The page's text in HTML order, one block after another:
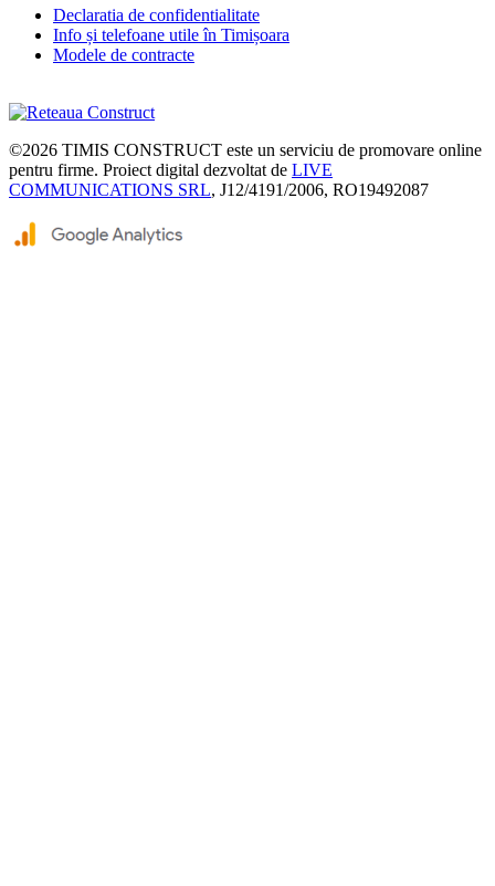
Declaratia de confidentialitate
Info și telefoane utile în Timișoara
Modele de contracte
©2026 TIMIS CONSTRUCT este un serviciu de promovare online
pentru firme. Proiect digital dezvoltat de LIVE
COMMUNICATIONS SRL, J12/4191/2006, RO19492087